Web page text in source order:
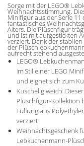
Sorge mit der LEGO®
Weihnachtsstimmung.
Minifigur aus der Serie
fantastisches
Alters. Die Plüschfigur
und ist mit aufgestickten
verziert. Dank der
der
aufrecht stehend
LEGO®
im Stil einer LEGO
und eignet sich zum
Kuschelig weich:
Plüschfigur-Kollektion
Füllung aus
verziert
Weihnachtsgeschenk
Lebkuchenmann-